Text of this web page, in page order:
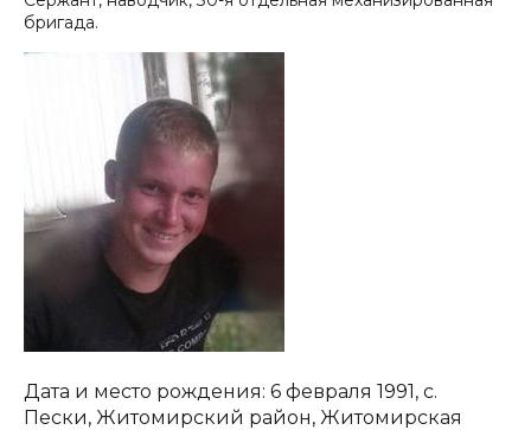
бригада.
Дата и место рождения: 6 февраля 1991, с.
Пески, Житомирский район, Житомирская